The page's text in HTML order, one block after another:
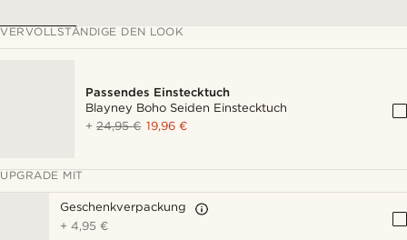
VERVOLLSTÄNDIGE DEN LOOK
Passendes Einstecktuch
Blayney Boho Seiden Einstecktuch
+24,95 € 19,96 €
UPGRADE MIT
Geschenkverpackung
+4,95 €